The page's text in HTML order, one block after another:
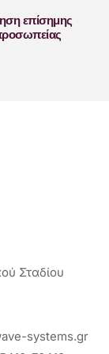
επίσημης
Σταδίου
systems.gr